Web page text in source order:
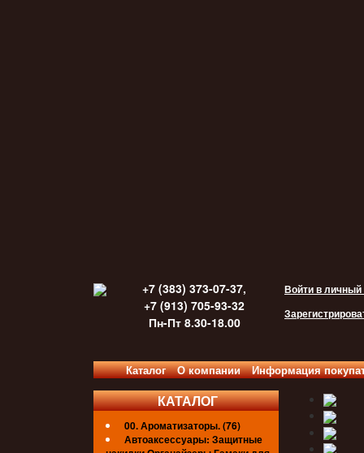
+7 (383) 373-07-37,
+7 (913) 705-93-32
Пн-Пт 8.30-18.00
Войти в личный
Каталог О компании Информация
КАТАЛОГ
00. Ароматизаторы. (76)
Автоаксессуары: Защитные